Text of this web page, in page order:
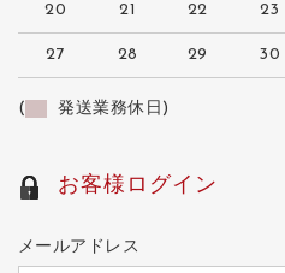
20 21 22 23
27 28 29 30
( 発送業務休日)
お客様ログイン
メールアドレス